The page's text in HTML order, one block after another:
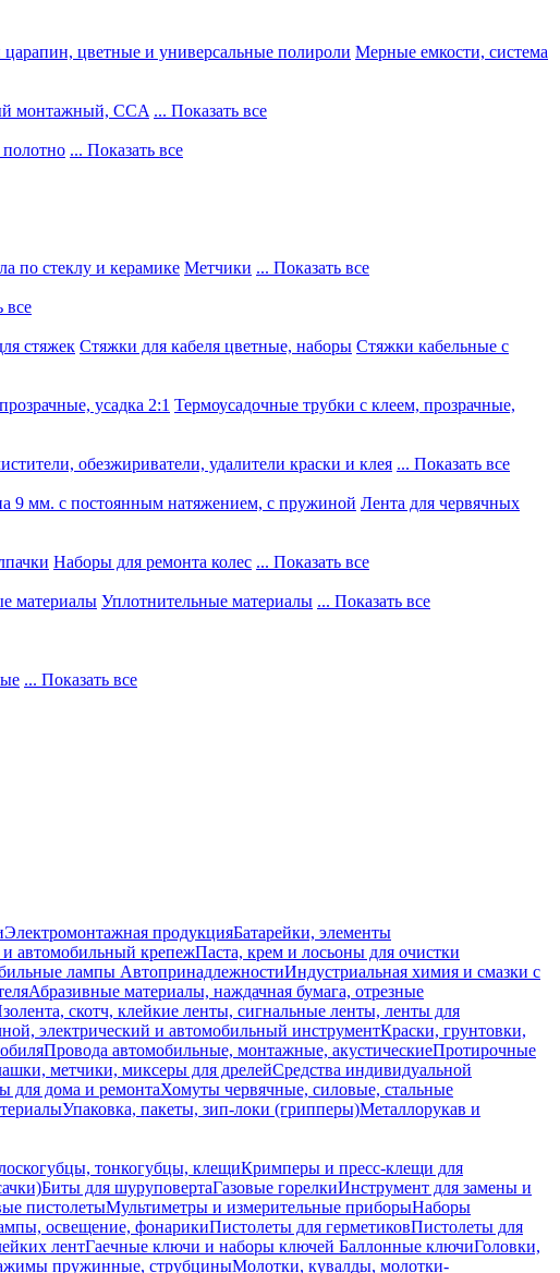
царапин, цветные и универсальные полироли Мерные емкости, система
монтажный, CCA ... Показать все
... Показать все
по стеклу и керамике Метчики ... Показать все
все
стяжек Стяжки для кабеля цветные, наборы Стяжки кабельные с
усадка 2:1 Термоусадочные трубки с клеем, прозрачные,
обезжириватели, удалители краски и клея ... Показать все
9 мм. с постоянным натяжением, с пружиной Лента для червячных
Наборы для ремонта колес ... Показать все
материалы Уплотнительные материалы ... Показать все
... Показать все
Электромонтажная продукцияБатарейки, элементы
автомобильный крепежПаста, крем и лосьоны для очистки
лампы АвтопринадлежностиИндустриальная химия и смазки с
Абразивные материалы, наждачная бумага, отрезные
скотч, клейкие ленты, сигнальные ленты, ленты для
электрический и автомобильный инструментКраски, грунтовки,
Провода автомобильные, монтажные, акустическиеПротирочные
метчики, миксеры для дрелейСредства индивидуальной
для дома и ремонтаХомуты червячные, силовые, стальные
Упаковка, пакеты, зип-локи (грипперы)Металлорукав и
тонкогубцы, клещиКримперы и пресс-клещи для
Биты для шуруповертаГазовые горелкиИнструмент для замены и
пистолетыМультиметры и измерительные приборыНаборы
освещение, фонарикиПистолеты для герметиковПистолеты для
лентГаечные ключи и наборы ключей Баллонные ключиГоловки,
пружинные, струбциныМолотки, кувалды, молотки-